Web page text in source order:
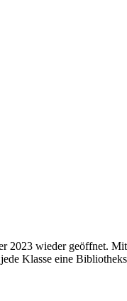
wieder geöffnet.
Klasse eine